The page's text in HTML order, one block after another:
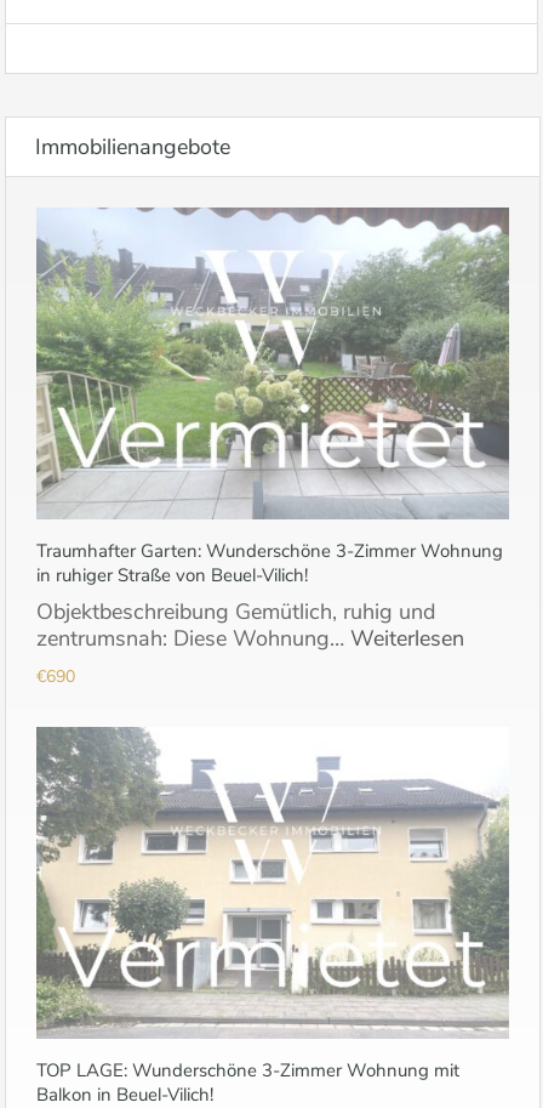
Immobilienangebote
Traumhafter Garten: Wunderschöne 3-Zimmer Wohnung
in ruhiger Straße von Beuel-Vilich!
Objektbeschreibung Gemütlich, ruhig und
zentrumsnah: Diese Wohnung… Weiterlesen
€690
TOP LAGE: Wunderschöne 3-Zimmer Wohnung mit
Balkon in Beuel-Vilich!